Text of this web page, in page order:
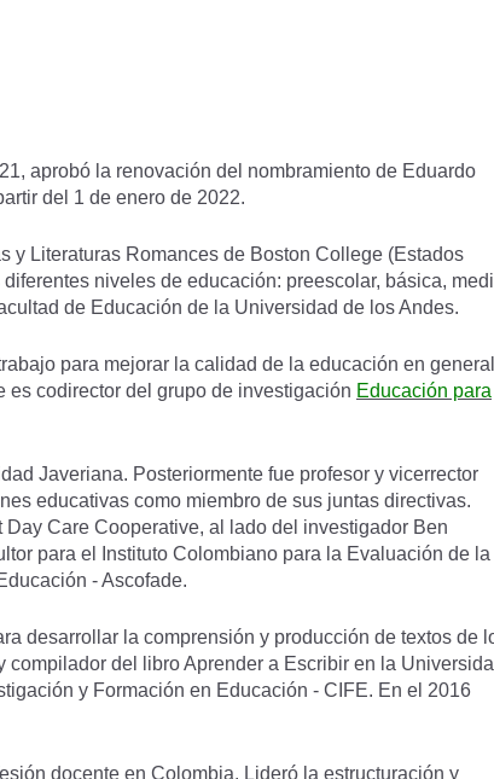
aprobó la renovación del nombramiento de Eduardo
del 1 de enero de 2022.
y Literaturas Romances de Boston College (Estados
niveles de educación: preescolar, básica,
de Educación de la Universidad de los Andes.
para mejorar la calidad de la educación en general
es codirector del grupo de investigación Educación para
Javeriana. Posteriormente fue profesor y vicerrector
educativas como miembro de sus juntas directivas.
Care Cooperative, al lado del investigador Ben
para el Instituto Colombiano para la Evaluación de la
- Ascofade.
desarrollar la comprensión y producción de textos de
del libro Aprender a Escribir en la
y Formación en Educación - CIFE. En el 2016
docente en Colombia. Lideró la estructuración y